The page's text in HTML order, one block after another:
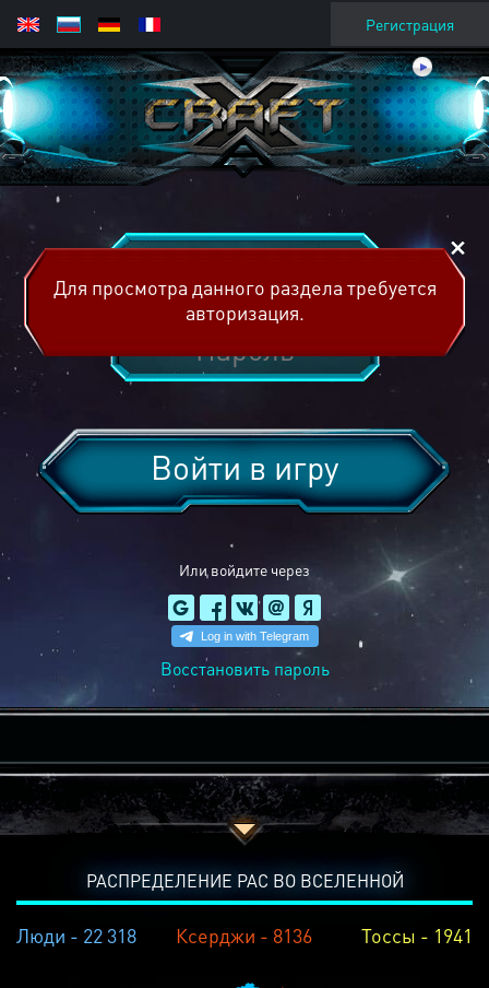
Регистрация
Или войдите через
Войти в игру
Восстановить пароль
Для просмотра данного раздела требуется
авторизация.
РАСПРЕДЕЛЕНИЕ РАС ВО ВСЕЛЕННОЙ
Люди - 22 318 Ксерджи - 8136 Тоссы - 1941